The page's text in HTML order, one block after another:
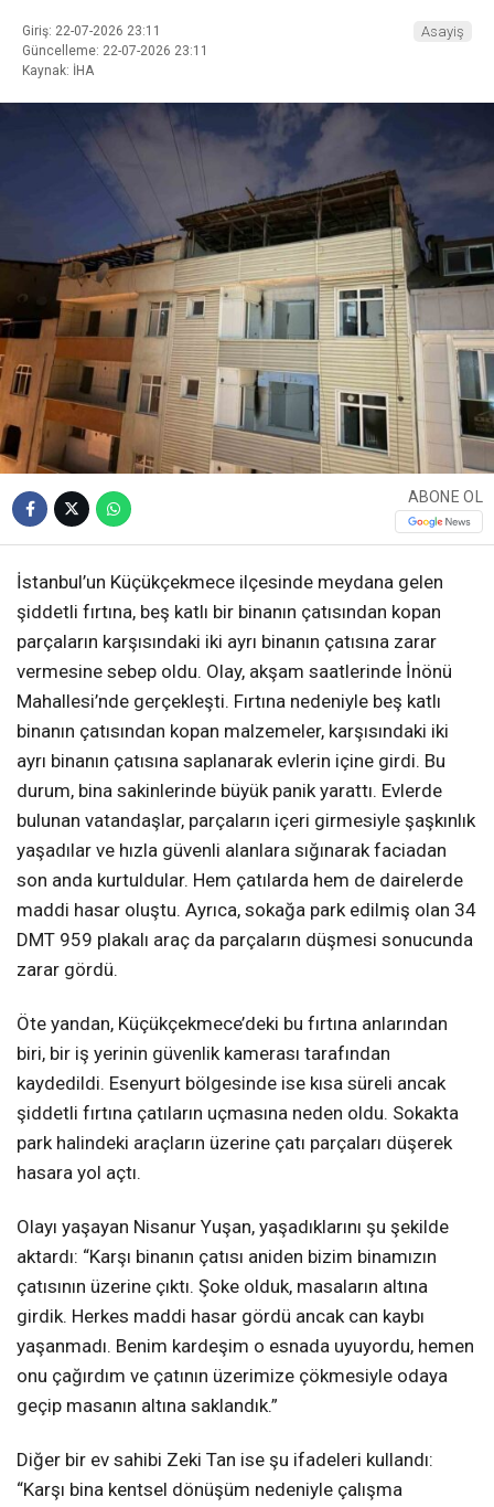
Giriş: 22-07-2026 23:11
Güncelleme: 22-07-2026 23:11
Kaynak: İHA
Asayiş
ABONE OL
İstanbul’un Küçükçekmece ilçesinde meydana gelen
şiddetli fırtına, beş katlı bir binanın çatısından kopan
parçaların karşısındaki iki ayrı binanın çatısına zarar
vermesine sebep oldu. Olay, akşam saatlerinde İnönü
Mahallesi’nde gerçekleşti. Fırtına nedeniyle beş katlı
binanın çatısından kopan malzemeler, karşısındaki iki
ayrı binanın çatısına saplanarak evlerin içine girdi. Bu
durum, bina sakinlerinde büyük panik yarattı. Evlerde
bulunan vatandaşlar, parçaların içeri girmesiyle şaşkınlık
yaşadılar ve hızla güvenli alanlara sığınarak faciadan
son anda kurtuldular. Hem çatılarda hem de dairelerde
maddi hasar oluştu. Ayrıca, sokağa park edilmiş olan 34
DMT 959 plakalı araç da parçaların düşmesi sonucunda
zarar gördü.
Öte yandan, Küçükçekmece’deki bu fırtına anlarından
biri, bir iş yerinin güvenlik kamerası tarafından
kaydedildi. Esenyurt bölgesinde ise kısa süreli ancak
şiddetli fırtına çatıların uçmasına neden oldu. Sokakta
park halindeki araçların üzerine çatı parçaları düşerek
hasara yol açtı.
Olayı yaşayan Nisanur Yuşan, yaşadıklarını şu şekilde
aktardı: “Karşı binanın çatısı aniden bizim binamızın
çatısının üzerine çıktı. Şoke olduk, masaların altına
girdik. Herkes maddi hasar gördü ancak can kaybı
yaşanmadı. Benim kardeşim o esnada uyuyordu, hemen
onu çağırdım ve çatının üzerimize çökmesiyle odaya
geçip masanın altına saklandık.”
Diğer bir ev sahibi Zeki Tan ise şu ifadeleri kullandı:
“Karşı bina kentsel dönüşüm nedeniyle çalışma